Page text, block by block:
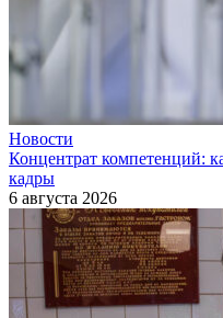
Новости
Концентрат компетенций:
кадры
6 августа 2026